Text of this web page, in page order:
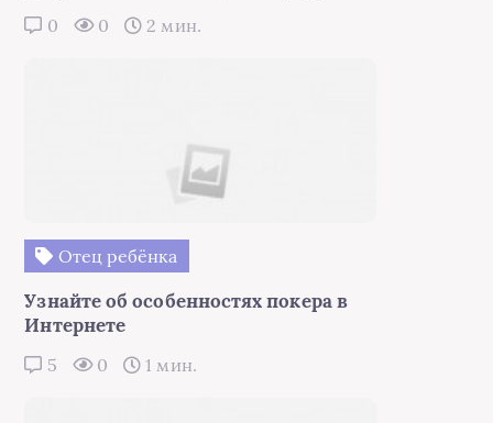
0 0 2 мин.
Отец ребёнка
Узнайте об особенностях покера в
Интернете
5 0 1 мин.